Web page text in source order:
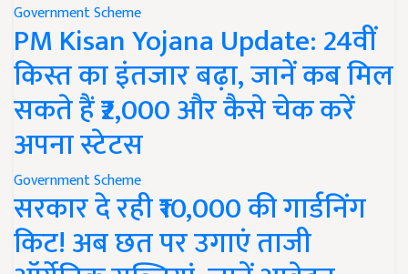
Government Scheme
PM Kisan Yojana Update: 24वीं
किस्त का इंतजार बढ़ा, जानें कब मिल
सकते हैं ₹2,000 और कैसे चेक करें
अपना स्टेटस
Government Scheme
सरकार दे रही ₹10,000 की गार्डनिंग
किट! अब छत पर उगाएं ताजी